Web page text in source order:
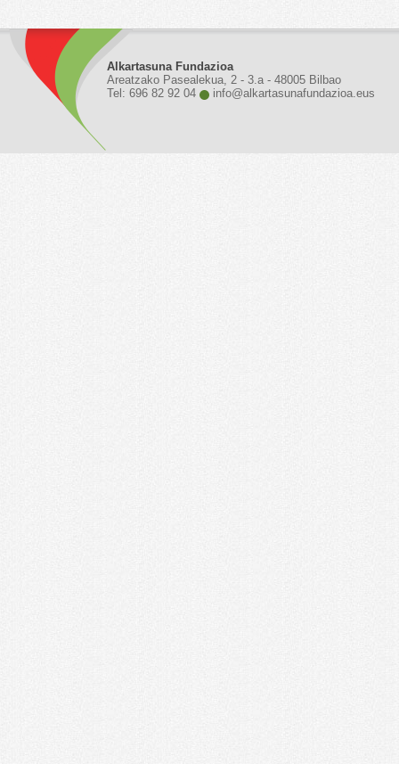
Alkartasuna Fundazioa
Areatzako Pasealekua, 2 - 3.a - 48005 Bilbao
Tel: 696 82 92 04
info@alkartasunafundazioa.eus